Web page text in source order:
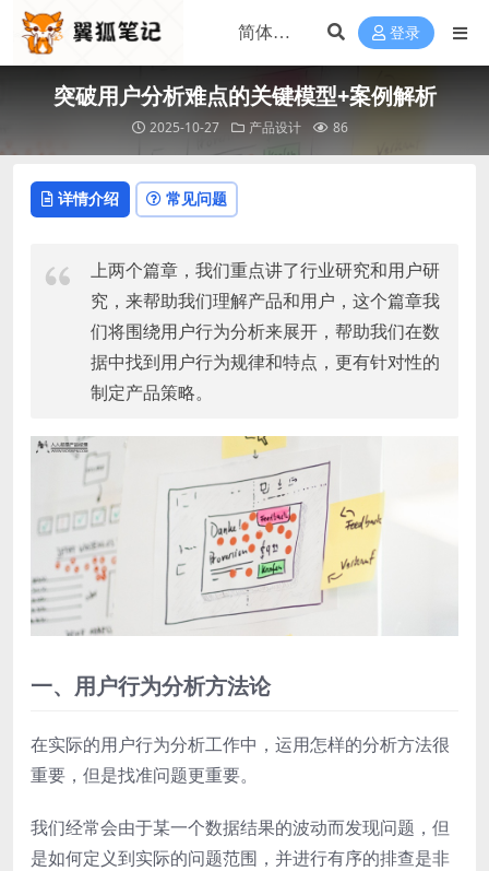
登录
突破用户分析难点的关键模型+案例解析
2025-10-27 产品设计 86
详情介绍 常见问题
上两个篇章，我们重点讲了行业研究和用户研
究，来帮助我们理解产品和用户，这个篇章我
们将围绕用户行为分析来展开，帮助我们在数
据中找到用户行为规律和特点，更有针对性的
制定产品策略。
一、用户行为分析方法论
在实际的用户行为分析工作中，运用怎样的分析方法很
重要，但是找准问题更重要。
我们经常会由于某一个数据结果的波动而发现问题，但
是如何定义到实际的问题范围，并进行有序的排查是非